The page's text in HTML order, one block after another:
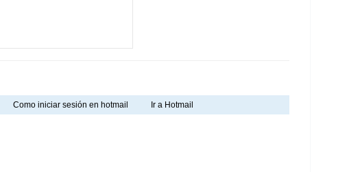
Como iniciar sesión en hotmail Ir a Hotmail